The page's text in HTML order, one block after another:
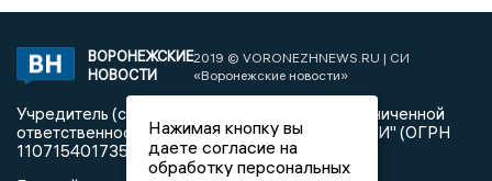
ВОРОНЕЖСКИЕ
НОВОСТИ
2019 © VORONEZHNEWS.RU | СИ
«Воронежские новости»
Учредитель (соучредители): Общество с ограниченной
ответственностью "РЕГИОНАЛЬНЫЕ НОВОСТИ" (ОГРН
1107154017354)
Нажимая кнопку вы
даете согласие на
обработку персональных